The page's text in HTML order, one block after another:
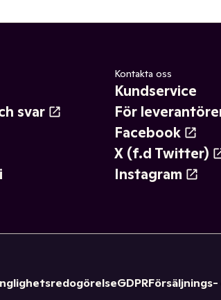
svar
Kontakta oss
Kundservice
För
Facebook
X (f.d Twitter)
Instagram
GDPR